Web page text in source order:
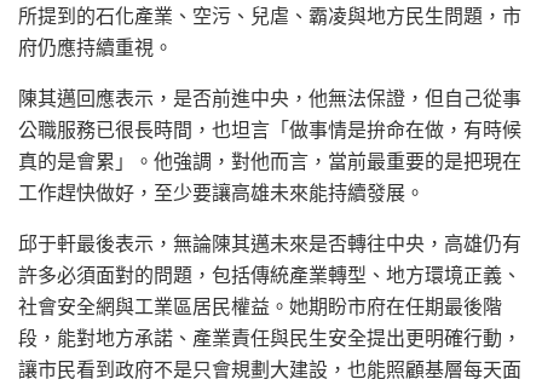
所提到的石化產業、空污、兒虐、霸凌與地方民生問題，市
府仍應持續重視。
陳其邁回應表示，是否前進中央，他無法保證，但自己從事
公職服務已很長時間，也坦言「做事情是拚命在做，有時候
真的是會累」。他強調，對他而言，當前最重要的是把現在
工作趕快做好，至少要讓高雄未來能持續發展。
邱于軒最後表示，無論陳其邁未來是否轉往中央，高雄仍有
許多必須面對的問題，包括傳統產業轉型、地方環境正義、
社會安全網與工業區居民權益。她期盼市府在任期最後階
段，能對地方承諾、產業責任與民生安全提出更明確行動，
讓市民看到政府不是只會規劃大建設，也能照顧基層每天面